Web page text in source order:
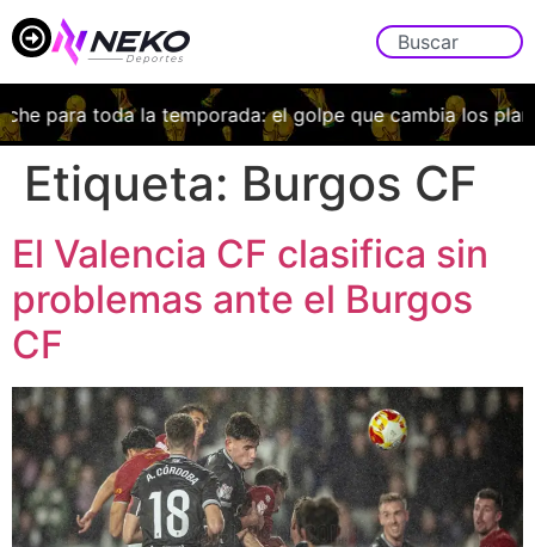
para toda la temporada: el golpe que cambia los planes
Etiqueta: Burgos CF
El Valencia CF clasifica sin
problemas ante el Burgos
CF